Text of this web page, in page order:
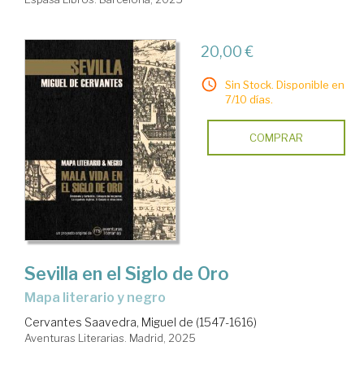
20,00 €
Sin Stock. Disponible en
7/10 días.
COMPRAR
Sevilla en el Siglo de Oro
Mapa literario y negro
Cervantes Saavedra, Miguel de (1547-1616)
Aventuras Literarias. Madrid, 2025